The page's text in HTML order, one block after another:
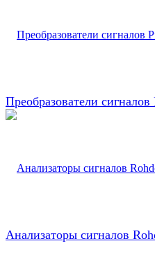
Преобразователи
Анализаторы сигналов